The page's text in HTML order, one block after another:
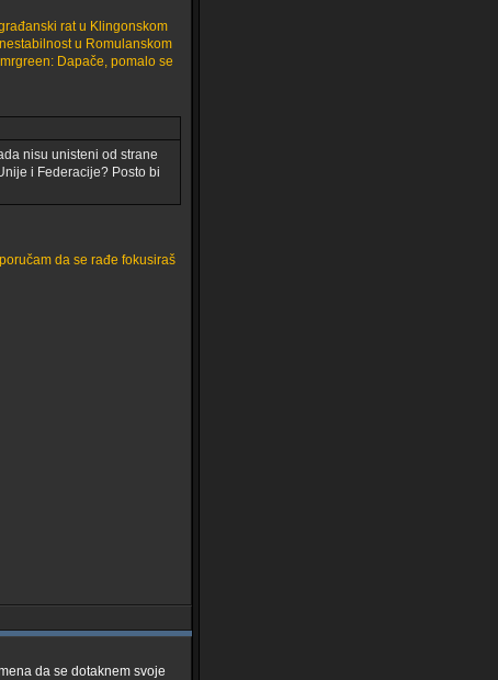
rat u Klingonskom
u Romulanskom
Dapače, pomalo se
nisu unisteni od strane
i Federacije? Posto bi
da se rađe fokusiraš
da se dotaknem svoje